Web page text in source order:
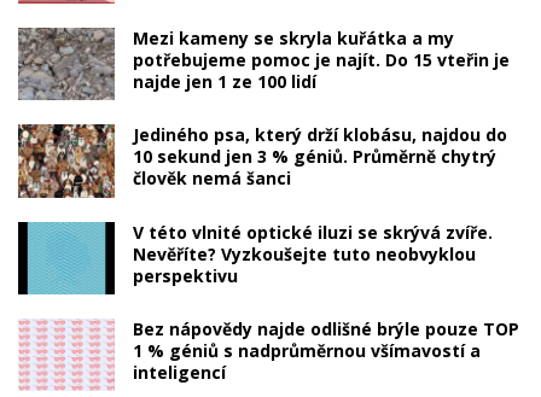
Mezi kameny se skryla kuřátka a my
potřebujeme pomoc je najít. Do 15 vteřin je
najde jen 1 ze 100 lidí
Jediného psa, který drží klobásu, najdou do
10 sekund jen 3 % géniů. Průměrně chytrý
člověk nemá šanci
V této vlnité optické iluzi se skrývá zvíře.
Nevěříte? Vyzkoušejte tuto neobvyklou
perspektivu
Bez nápovědy najde odlišné brýle pouze TOP
1 % géniů s nadprůměrnou všímavostí a
inteligencí